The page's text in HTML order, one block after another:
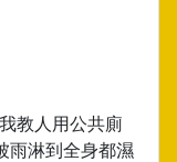
教人用公共廁
雨淋到全身都濕